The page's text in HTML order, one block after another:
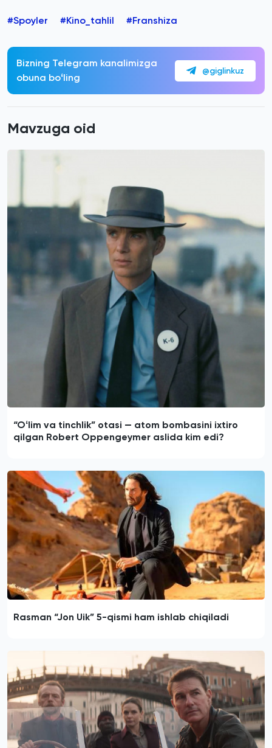
#Spoyler #Kino_tahlil #Franshiza
Bizning Telegram kanalimizga
obuna boʻling
@giglinkuz
Mavzuga oid
“Oʻlim va tinchlik” otasi — atom bombasini ixtiro
qilgan Robert Oppengeymer aslida kim edi?
Rasman “Jon Uik” 5-qismi ham ishlab chiqiladi